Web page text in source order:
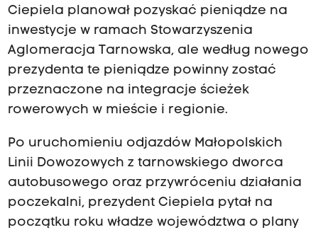
Ciepiela planował pozyskać pieniądze na
inwestycje w ramach Stowarzyszenia
Aglomeracja Tarnowska, ale według nowego
prezydenta te pieniądze powinny zostać
przeznaczone na integracje ścieżek
rowerowych w mieście i regionie.
Po uruchomieniu odjazdów Małopolskich
Linii Dowozowych z tarnowskiego dworca
autobusowego oraz przywróceniu działania
poczekalni, prezydent Ciepiela pytał na
początku roku władze województwa o plany